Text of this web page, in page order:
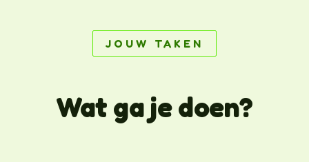
JOUW TAKEN
Wat ga je doen?